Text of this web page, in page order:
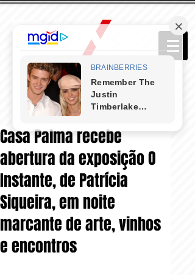
Casa Palma recebe
abertura da exposição O
Instante, de Patrícia
Siqueira, em noite
marcante de arte, vinhos
e encontros